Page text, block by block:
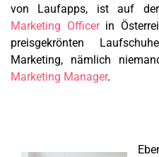
von Laufapps, ist auf
Marketing Officerin
preisgekrönten
Marketing, nämlich
Marketing Manager.